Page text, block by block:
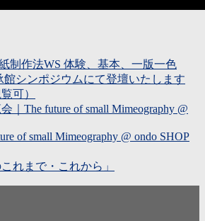
制作法WS 体験、基本、一版一色
館シンポジウムにて登壇いたします
可）
｜The future of small Mimeography @
of small Mimeography @ ondo SHOP
れまで・これから」